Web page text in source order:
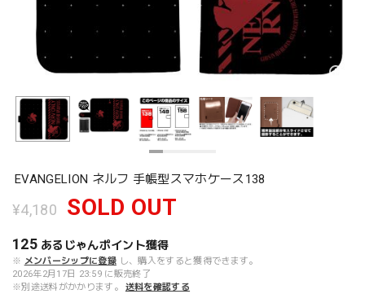
EVANGELION ネルフ 手帳型スマホケース138
¥4,180 SOLD OUT
125 あるじゃんポイント獲得
※ メンバーシップに登録 し、購入をすると獲得できます。
2026年2月17日 23:59 に販売終了
※別途送料がかかります。
送料を確認する